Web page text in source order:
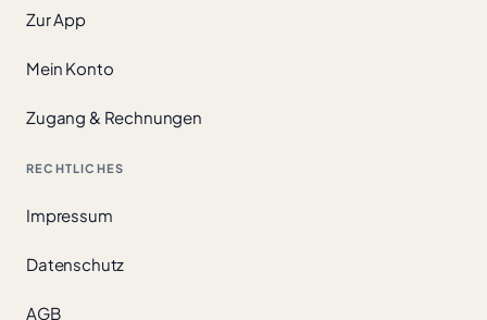
Zur App
Mein Konto
Zugang & Rechnungen
RECHTLICHES
Impressum
Datenschutz
AGB